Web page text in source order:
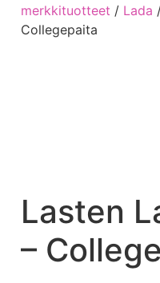
merkkituotteet / Lada
Collegepaita
Lasten
–